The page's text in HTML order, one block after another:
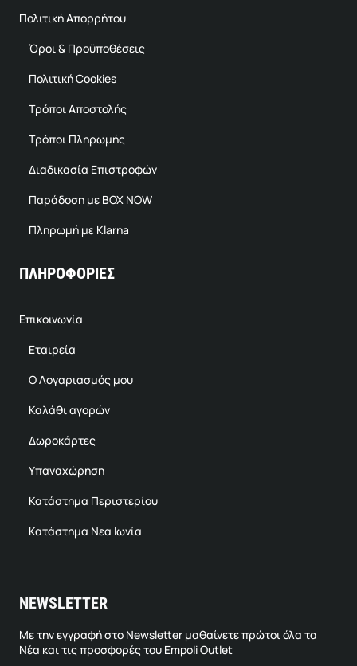
Πολιτική Απορρήτου
Όροι & Προϋποθέσεις
Πολιτική Cookies
Τρόποι Αποστολής
Τρόποι Πληρωμής
Διαδικασία Επιστροφών
Παράδοση με BOX NOW
Πληρωμή με Klarna
ΠΛΗΡΟΦΟΡΙΕΣ
Επικοινωνία
Εταιρεία
Ο Λογαριασμός μου
Καλάθι αγορών
Δωροκάρτες
Υπαναχώρηση
Κατάστημα Περιστερίου
Κατάστημα Νεα Ιωνία
NEWSLETTER
Με την εγγραφή στο Newsletter μαθαίνετε πρώτοι όλα τα
Νέα και τις προσφορές του Empoli Outlet